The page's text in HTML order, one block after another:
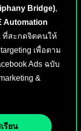
Bridge),
Automation
ที่สะกดจิตคนให้
เพื่อตาม
Ads ฉบับ
&
รียน